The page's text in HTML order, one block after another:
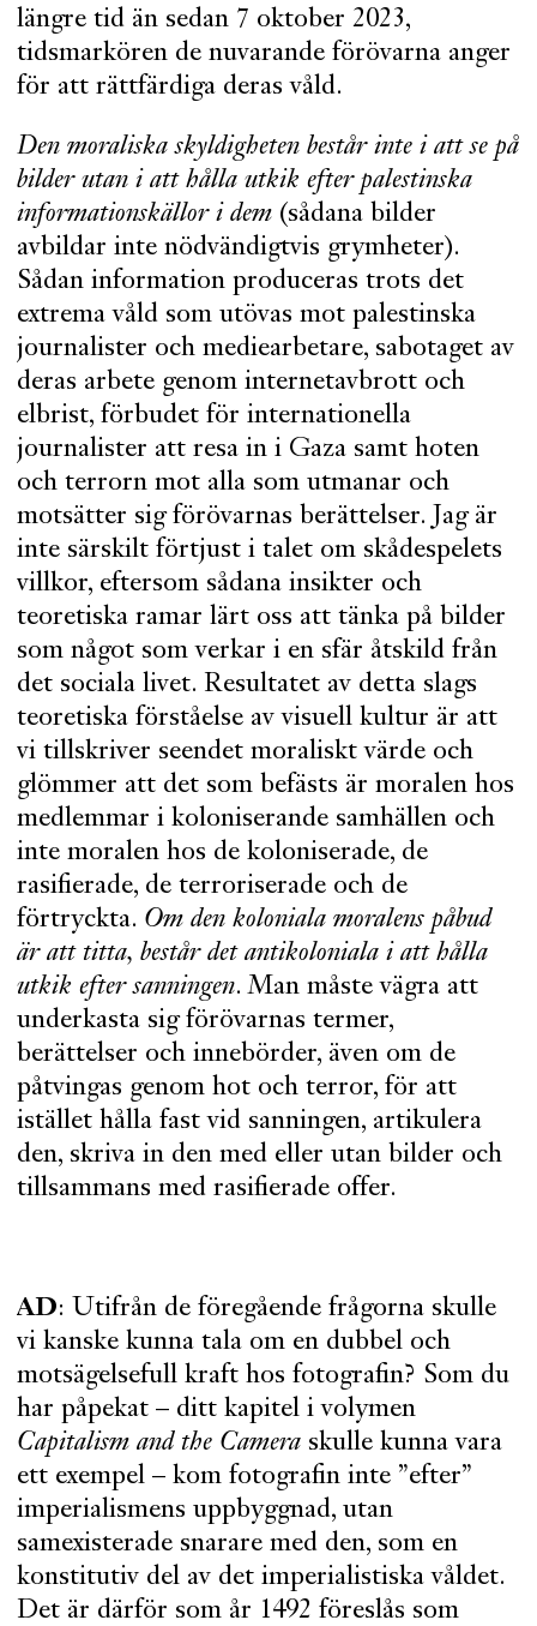
längre tid än sedan 7 oktober 2023,
tidsmarkören de nuvarande förövarna anger
för att rättfärdiga deras våld.
Den moraliska skyldigheten består inte i att se på
bilder utan i att hålla utkik efter palestinska
informationskällor i dem (sådana bilder
avbildar inte nödvändigtvis grymheter).
Sådan information produceras trots det
extrema våld som utövas mot palestinska
journalister och mediearbetare, sabotaget av
deras arbete genom internetavbrott och
elbrist, förbudet för internationella
journalister att resa in i Gaza samt hoten
och terrorn mot alla som utmanar och
motsätter sig förövarnas berättelser. Jag är
inte särskilt förtjust i talet om skådespelets
villkor, eftersom sådana insikter och
teoretiska ramar lärt oss att tänka på bilder
som något som verkar i en sfär åtskild från
det sociala livet. Resultatet av detta slags
teoretiska förståelse av visuell kultur är att
vi tillskriver seendet moraliskt värde och
glömmer att det som befästs är moralen hos
medlemmar i koloniserande samhällen och
inte moralen hos de koloniserade, de
rasifierade, de terroriserade och de
förtryckta. Om den koloniala moralens påbud
är att titta, består det antikoloniala i att hålla
utkik efter sanningen. Man måste vägra att
underkasta sig förövarnas termer,
berättelser och innebörder, även om de
påtvingas genom hot och terror, för att
istället hålla fast vid sanningen, artikulera
den, skriva in den med eller utan bilder och
tillsammans med rasifierade offer.
AD: Utifrån de föregående frågorna skulle
vi kanske kunna tala om en dubbel och
motsägelsefull kraft hos fotografin? Som du
har påpekat – ditt kapitel i volymen
Capitalism and the Camera skulle kunna vara
ett exempel – kom fotografin inte ”efter”
imperialismens uppbyggnad, utan
samexisterade snarare med den, som en
konstitutiv del av det imperialistiska våldet.
Det är därför som år 1492 föreslås som